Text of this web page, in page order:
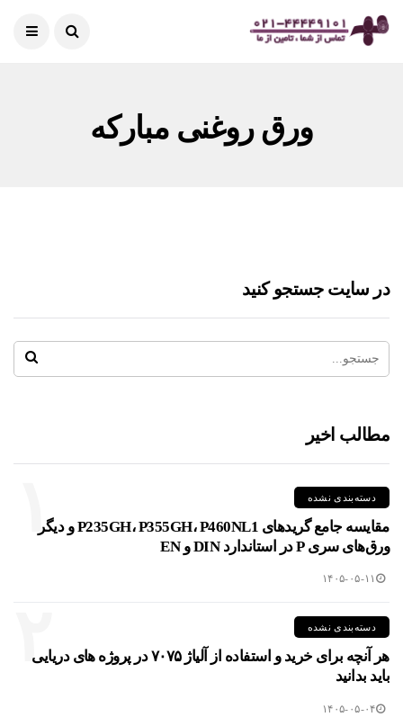
ورق روغنی مبارکه
در سایت جستجو کنید
مطالب اخیر
۱ دسته‌بندی نشده
مقایسه جامع گریدهای P235GH، P355GH، P460NL1 و دیگر
ورق‌های سری P در استاندارد DIN و EN
۱۴۰۵-۰۵-۱۱
۲ دسته‌بندی نشده
هر آنچه برای خرید و استفاده از آلیاژ ۷۰۷۵ در پروژه های دریایی
باید بدانید
۱۴۰۵-۰۵-۰۴